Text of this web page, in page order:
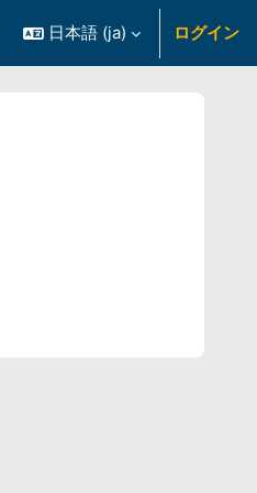
日本語 ‎(ja)‎ ログイン